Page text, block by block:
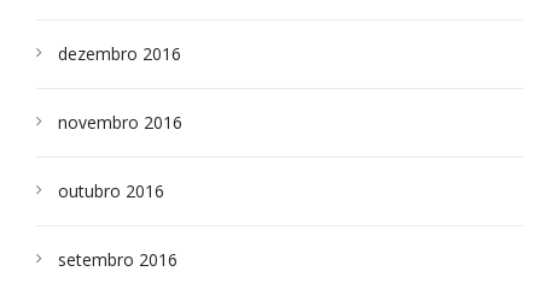
dezembro 2016
novembro 2016
outubro 2016
setembro 2016